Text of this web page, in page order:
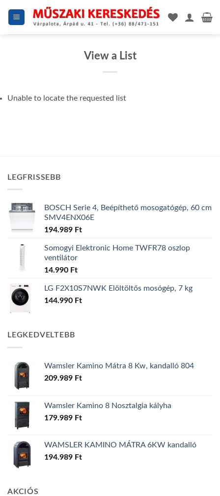
View a List
Unable to locate the requested list
LEGFRISSEBB
BOSCH Serie 4, Beépíthető mosogatógép, 60 cm
SMV4ENX06E
194.989 Ft
Somogyi Elektronic Home TWFR78 oszlop
ventilátor
14.990 Ft
LG F2X10S7NWK Elöltöltős mosógép, 7 kg
144.990 Ft
LEGKEDVELTEBB
Wamsler Kamino Mátra 8 Kw, kandalló 804
209.989 Ft
Wamsler Kamino 8 Nosztalgia kályha
179.989 Ft
WAMSLER KAMINO MÁTRA 6KW kandalló
194.989 Ft
AKCIÓS